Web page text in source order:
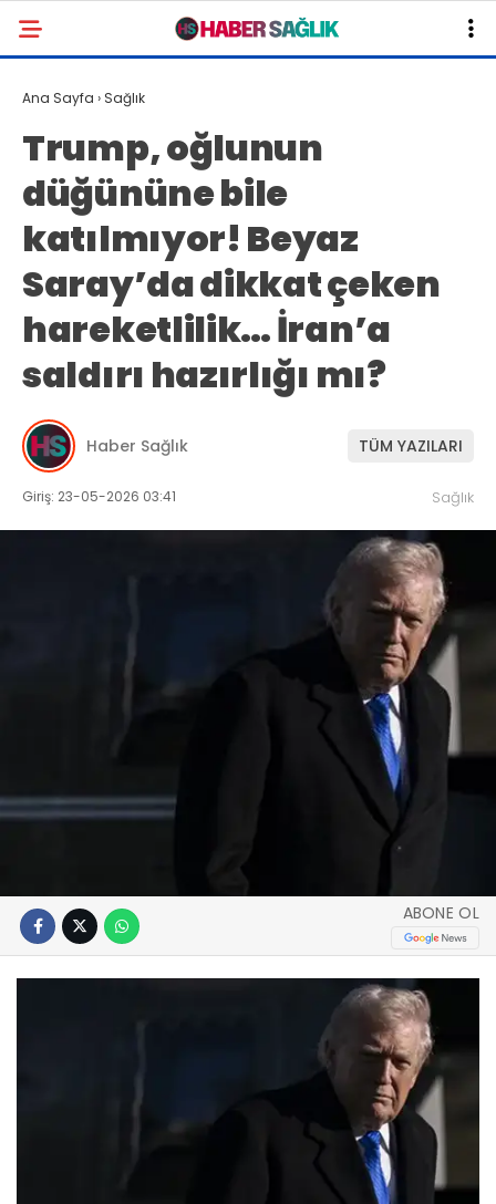
Ana Sayfa › Sağlık
Trump, oğlunun
düğününe bile
katılmıyor! Beyaz
Saray’da dikkat çeken
hareketlilik… İran’a
saldırı hazırlığı mı?
Haber Sağlık TÜM YAZILARI
Giriş: 23-05-2026 03:41 Sağlık
ABONE OL